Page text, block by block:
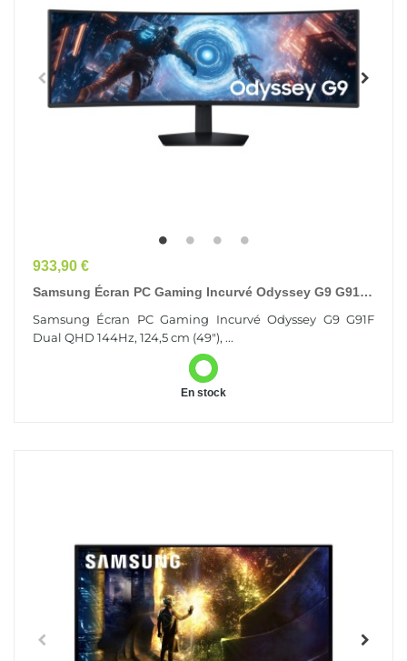
Prix
933,90 €
Samsung Écran PC Gaming Incurvé Odyssey G9 G91F
Dual QHD 144Hz
Samsung Écran PC Gaming Incurvé Odyssey G9 G91F
Dual QHD 144Hz, 124,5 cm (49"), ...
En stock